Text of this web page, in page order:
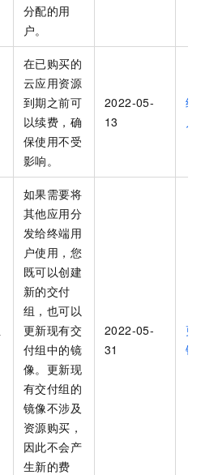
分配的用
户。
在已购买的
云应用资源
到期之前可
以续费，确
保使用不受
影响。
2022-05-
13
续
如果需要将
其他应用分
发给终端用
户使用，您
既可以创建
新的交付
组，也可以
更新现有交
付组中的镜
像。更新现
有交付组的
镜像不涉及
资源购买，
因此不会产
生新的费
2022-05-
31
更
镜